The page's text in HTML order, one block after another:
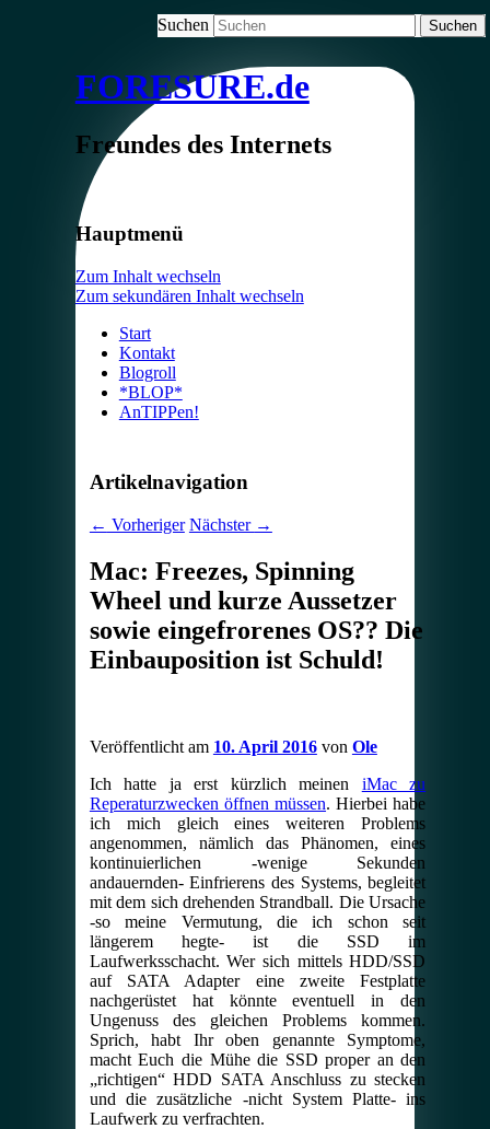
FORESURE.de
Freundes des Internets
Suchen
Hauptmenü
Zum Inhalt wechseln
Zum sekundären Inhalt wechseln
Start
Kontakt
Blogroll
*BLOP*
AnTIPPen!
Artikelnavigation
← Vorheriger Nächster →
Mac: Freezes, Spinning
Wheel und kurze Aussetzer
sowie eingefrorenes OS?? Die
Einbauposition ist Schuld!
Veröffentlicht am 10. April 2016 von Ole
Ich hatte ja erst kürzlich meinen iMac zu
Reperaturzwecken öffnen müssen. Hierbei habe
ich mich gleich eines weiteren Problems
angenommen, nämlich das Phänomen, eines
kontinuierlichen -wenige Sekunden
andauernden- Einfrierens des Systems, begleitet
mit dem sich drehenden Strandball. Die Ursache
-so meine Vermutung, die ich schon seit
längerem hegte- ist die SSD im
Laufwerksschacht. Wer sich mittels HDD/SSD
auf SATA Adapter eine zweite Festplatte
nachgerüstet hat könnte eventuell in den
Ungenuss des gleichen Problems kommen.
Sprich, habt Ihr oben genannte Symptome,
macht Euch die Mühe die SSD proper an den
„richtigen“ HDD SATA Anschluss zu stecken
und die zusätzliche -nicht System Platte- ins
Laufwerk zu verfrachten.